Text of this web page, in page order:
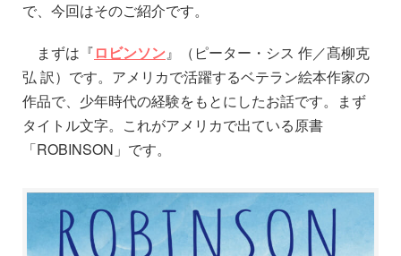
で、今回はそのご紹介です。
まずは『ロビンソン』（ピーター・シス 作／髙柳克
弘 訳）です。アメリカで活躍するベテラン絵本作家の
作品で、少年時代の経験をもとにしたお話です。まず
タイトル文字。これがアメリカで出ている原書
「ROBINSON」です。